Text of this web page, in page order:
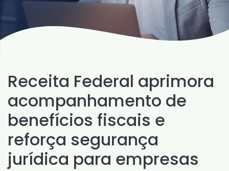
Receita Federal aprimora
acompanhamento de
benefícios fiscais e
reforça segurança
jurídica para empresas